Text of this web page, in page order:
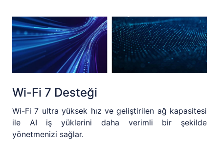
Wi-Fi 7 Desteği
Wi-Fi 7 ultra yüksek hız ve geliştirilen ağ kapasitesi
ile AI iş yüklerini daha verimli bir şekilde
yönetmenizi sağlar.